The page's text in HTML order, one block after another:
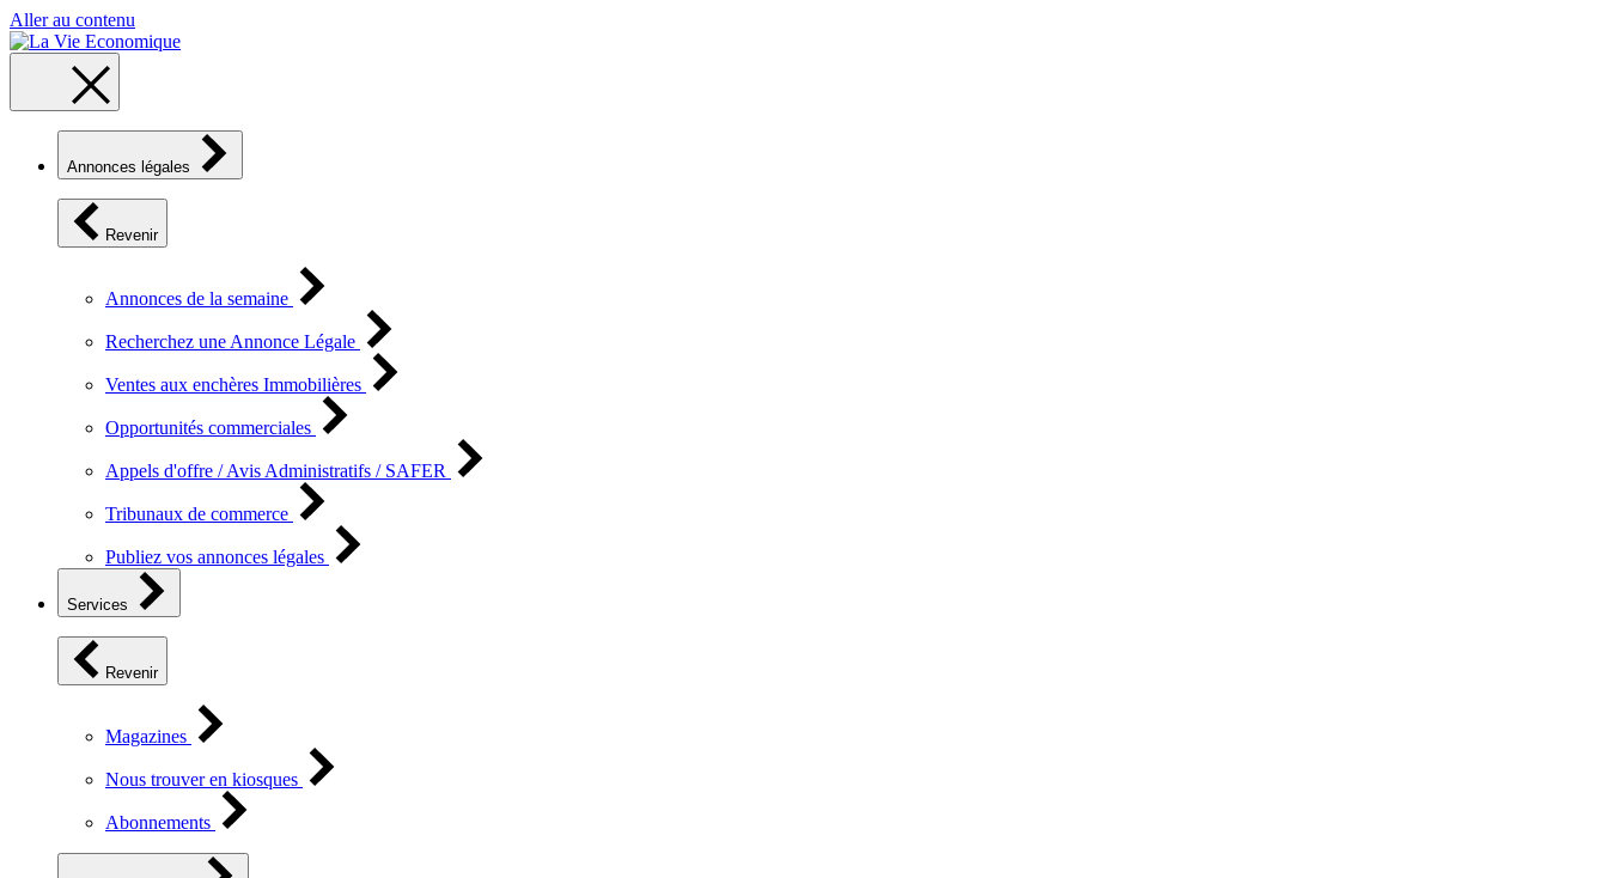
Aller au contenu
Annonces légales
Revenir
Annonces de la semaine
Recherchez une Annonce Légale
Ventes aux enchères Immobilières
Opportunités commerciales
Appels d'offre / Avis Administratifs / SAFER
Tribunaux de commerce
Publiez vos annonces légales
Services
Revenir
Magazines
Nous trouver en kiosques
Abonnements